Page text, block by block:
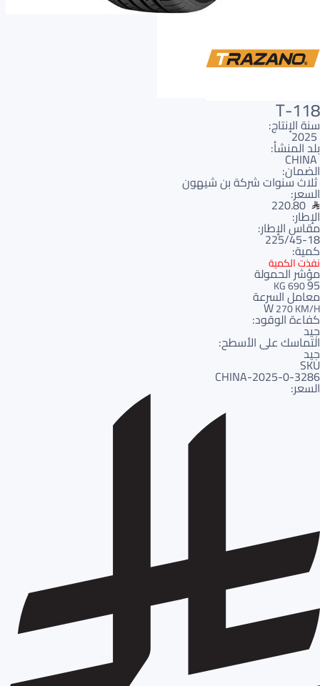
T-118
سنة الإنتاج:
2025
بلد المنشأ:
CHINA
الضمان:
ثلاث سنوات شركة بن شيهون
السعر:
220.80
الإطار:
مقاس الإطار:
225/45-18
كمية:
نفذت الكمية
مؤشر الحمولة
95
690 KG
معامل السرعة
W270 KM/H
كفاءة الوقود:
جيد
التماسك على الأسطح:
جيد
SKU
3286-CHINA-2025-0
السعر: